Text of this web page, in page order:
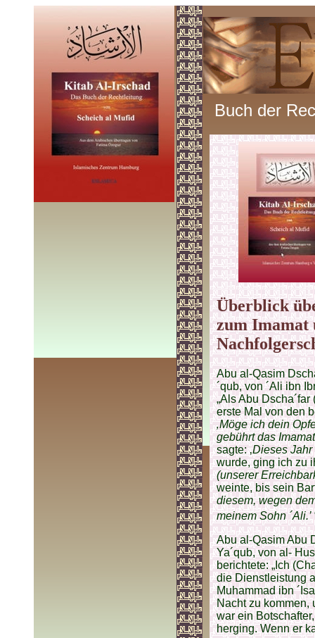
Buch der
Überblick
zum Imamat
Abu al-Qasim
´qub, von ´Ali ibn
„Als Abu
erste Mal von den
‚Möge ich dein
gebührt das
sagte: ‚Dieses Jahr
wurde, ging ich zu
(unserer
weinte, bis sein
diesem, wegen
meinem Sohn ´Ali.’
Abu al-Qasim Abu
Ya´qub, von al-
berichtete: „Ich
die Dienstleistung
Muhammad ibn
Nacht zu kommen,
war ein
herging. Wenn er